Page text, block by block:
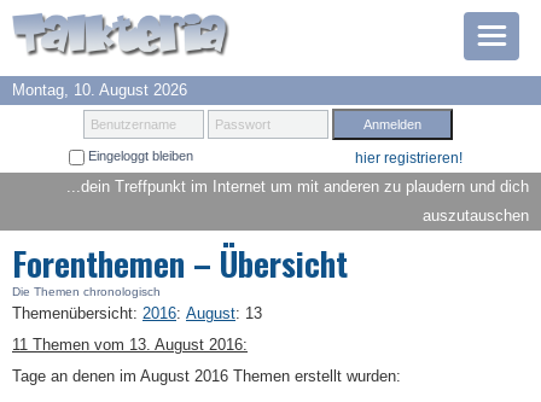
Prämien
Suche
Anmelden
Montag, 10. August 2026
Benutzername Passwort
Eingeloggt bleiben hier registrieren!
...dein Treffpunkt im Internet um mit anderen zu plaudern und dich
auszutauschen
Forenthemen – Übersicht
Die Themen chronologisch
Themenübersicht: 2016: August: 13
11 Themen vom 13. August 2016:
Tage an denen im August 2016 Themen erstellt wurden: